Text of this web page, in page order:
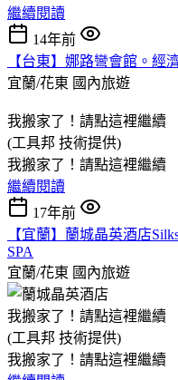
繼續閱讀
14年前
【台東】娜路彎會館。經
宜蘭/花東 國內旅遊
我搬家了！請點這裡繼續
(工具邦 技術提供)
我搬家了！請點這裡繼續
繼續閱讀
17年前
【宜蘭】蘭城晶英酒店
SPA
宜蘭/花東 國內旅遊
我搬家了！請點這裡繼續
(工具邦 技術提供)
我搬家了！請點這裡繼續